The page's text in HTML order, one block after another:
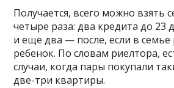
Получается, всего можно взять
четыре раза: два кредита до 23
и еще два — после, если в семье
ребенок. По словам риелтора,
случаи, когда пары покупали
две-три квартиры.